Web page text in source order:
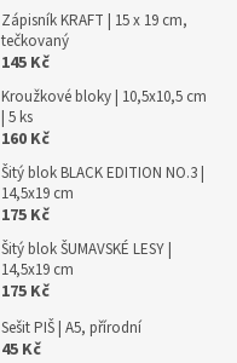
Zápisník KRAFT | 15 x 19 cm,
tečkovaný
145 Kč
Kroužkové bloky | 10,5x10,5 cm
| 5 ks
160 Kč
Šitý blok BLACK EDITION NO.3 |
14,5x19 cm
175 Kč
Šitý blok ŠUMAVSKÉ LESY |
14,5x19 cm
175 Kč
Sešit PIŠ | A5, přírodní
45 Kč